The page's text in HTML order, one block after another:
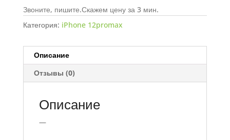
Звоните, пишите.Скажем цену за 3 мин.
Категория: iPhone 12promax
Описание
Отзывы (0)
Описание
—